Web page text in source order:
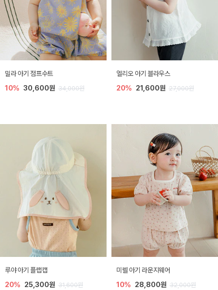
밀라 아기 점프수트
10% 30,600원 34,000원
엘리오 아기 블라우스
20% 21,600원 27,000원
루야 아기 플랩캡
20% 25,300원 31,600원
미렐 아기 라운지웨어
10% 28,800원 32,000원